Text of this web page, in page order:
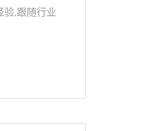
验,跟随行业